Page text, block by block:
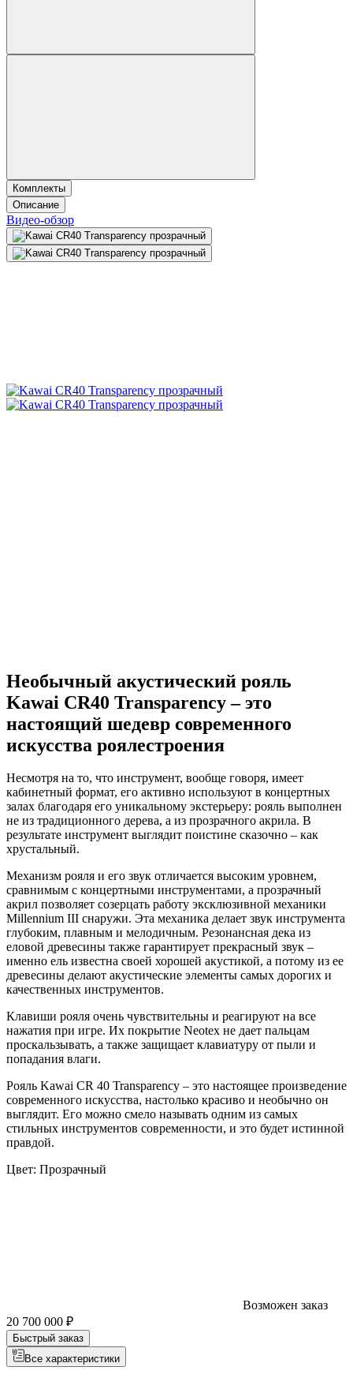
Комплекты
Описание
Видео-обзор
Необычный акустический рояль
Kawai CR40 Transparency – это
настоящий шедевр современного
искусства роялестроения
Несмотря на то, что инструмент, вообще говоря, имеет
кабинетный формат, его активно используют в концертных
залах благодаря его уникальному экстерьеру: рояль выполнен
не из традиционного дерева, а из прозрачного акрила. В
результате инструмент выглядит поистине сказочно – как
хрустальный.
Механизм рояля и его звук отличается высоким уровнем,
сравнимым с концертными инструментами, а прозрачный
акрил позволяет созерцать работу эксклюзивной механики
Millennium III снаружи. Эта механика делает звук инструмента
глубоким, плавным и мелодичным. Резонансная дека из
еловой древесины также гарантирует прекрасный звук –
именно ель известна своей хорошей акустикой, а потому из ее
древесины делают акустические элементы самых дорогих и
качественных инструментов.
Клавиши рояля очень чувствительны и реагируют на все
нажатия при игре. Их покрытие Neotex не дает пальцам
проскальзывать, а также защищает клавиатуру от пыли и
попадания влаги.
Рояль Kawai CR 40 Transparency – это настоящее произведение
современного искусства, настолько красиво и необычно он
выглядит. Его можно смело называть одним из самых
стильных инструментов современности, и это будет истинной
правдой.
Цвет: Прозрачный
Возможен заказ
20 700 000 ₽
Быстрый заказ
Все характеристики